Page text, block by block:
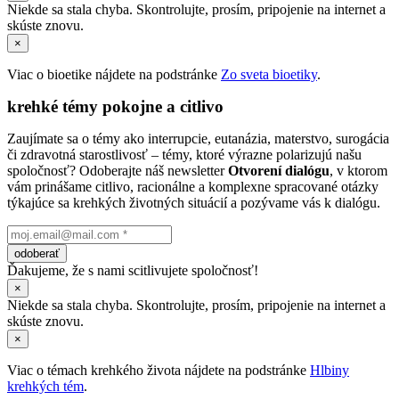
Niekde sa stala chyba. Skontrolujte, prosím, pripojenie na internet a
skúste znovu.
×
Viac o bioetike nájdete na podstránke Zo sveta bioetiky.
krehké témy pokojne a citlivo
Zaujímate sa o témy ako interrupcie, eutanázia, materstvo, surogácia
či zdravotná starostlivosť – témy, ktoré výrazne polarizujú našu
spoločnosť? Odoberajte náš newsletterOtvorení dialógu, v ktorom
vám prinášame citlivo, racionálne a komplexne spracované otázky
týkajúce sa krehkých životných situácií a pozývame vás k dialógu.
odoberať
Ďakujeme, že s nami scitlivujete spoločnosť!
×
Niekde sa stala chyba. Skontrolujte, prosím, pripojenie na internet a
skúste znovu.
×
Viac o témach krehkého života nájdete na podstránke Hlbiny
krehkých tém.